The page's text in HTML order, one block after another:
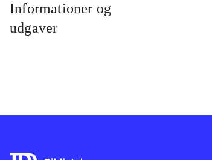
Informationer og
udgaver